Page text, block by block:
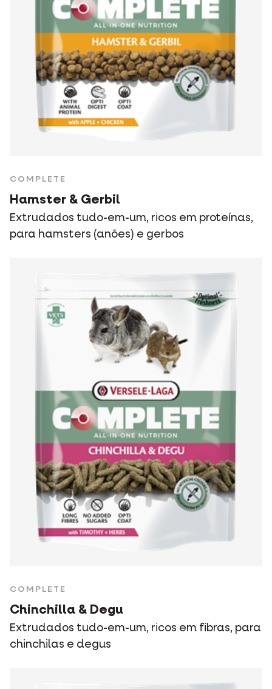
COMPLETE
Hamster & Gerbil
Extrudados tudo-em-um, ricos em proteínas,
para hamsters (anões) e gerbos
COMPLETE
Chinchilla & Degu
Extrudados tudo-em-um, ricos em fibras, para
chinchilas e degus